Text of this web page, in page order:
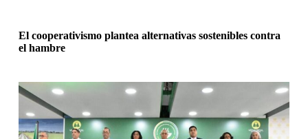
El cooperativismo plantea alternativas sostenibles contra
el hambre